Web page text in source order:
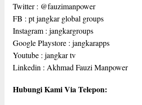
Twitter : @fauzimanpower
FB : pt jangkar global groups
Instagram : jangkargroups
Google Playstore : jangkarapps
Youtube : jangkar tv
Linkedin : Akhmad Fauzi Manpower
Hubungi Kami Via Telepon: